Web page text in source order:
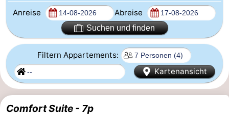
Übernachten
Appartements
-
Holiday
Suites
-
Holiday
Campingplätze
Anreise Abreise
Suchen und finden
Filtern Appartements:
Kartenansicht
Comfort Suite - 7p